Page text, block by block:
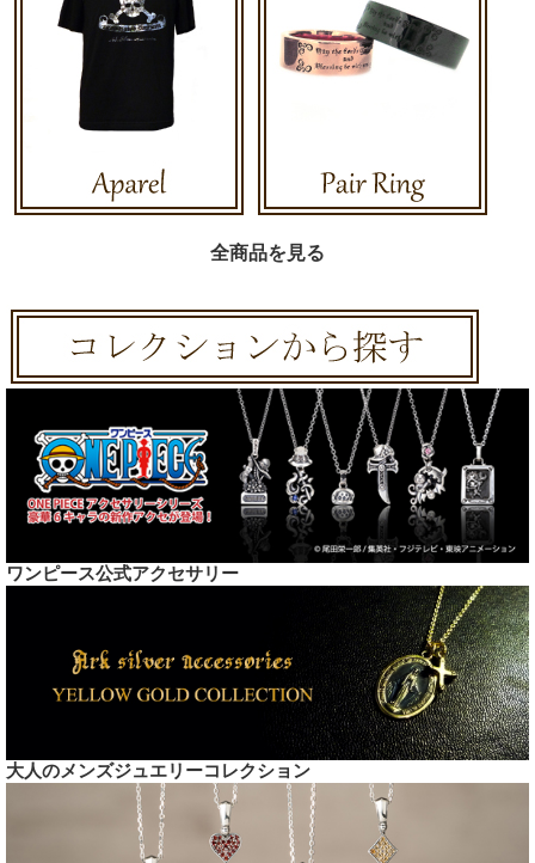
全商品を見る
ワンピース公式アクセサリー
大人のメンズジュエリーコレクション